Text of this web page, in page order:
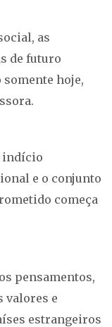
as
de futuro
hoje,
indício
e o conjunto
começa
pensamentos,
valores e
estrangeiros